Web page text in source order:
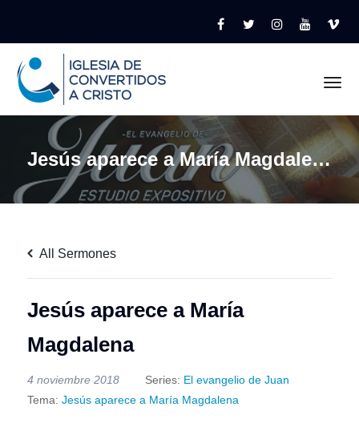
Jesús aparece a María Magdalena
All Sermones
Jesús aparece a María
Magdalena
4 noviembre 2018 Series: El evangelio de Juan
Tema: Jesús aparece a María Magdalena